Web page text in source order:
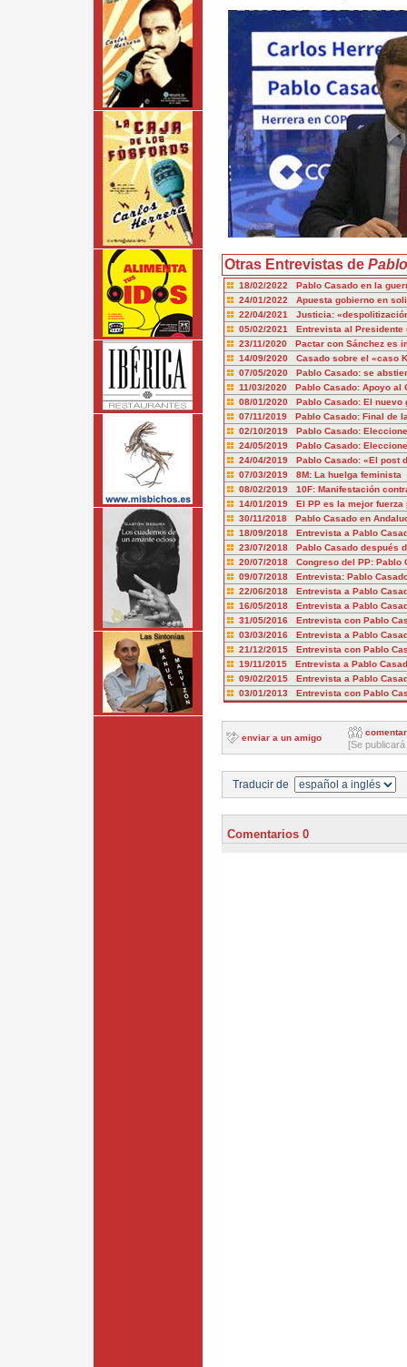
Otras Entrevistas de
18/02/2022 Pablo Casado en la
24/01/2022 Apuesta gobierno en
22/04/2021 Justicia:
05/02/2021 Entrevista al Presidente
23/11/2020 Pactar con Sánchez es
14/09/2020 Casado sobre el «caso
07/05/2020 Pablo Casado: se
11/03/2020 Pablo Casado: Apoyo al
08/01/2020 Pablo Casado: El nuevo
07/11/2019 Pablo Casado: Final de
02/10/2019 Pablo Casado:
24/05/2019 Pablo Casado:
24/04/2019 Pablo Casado: «El post
07/03/2019 8M: La huelga feminista
08/02/2019 10F: Manifestación
14/01/2019 El PP es la mejor fuerza
30/11/2018 Pablo Casado en
18/09/2018 Entrevista a Pablo
23/07/2018 Pablo Casado después
20/07/2018 Congreso del PP: Pablo
09/07/2018 Entrevista: Pablo
22/06/2018 Entrevista a Pablo
16/05/2018 Entrevista a Pablo
31/05/2016 Entrevista con Pablo
03/03/2016 Entrevista a Pablo
21/12/2015 Entrevista con Pablo
19/11/2015 Entrevista a Pablo
09/02/2015 Entrevista a Pablo
03/01/2013 Entrevista con Pablo
enviar a un amigo
comentar
[Se
Traducir de
Comentarios 0